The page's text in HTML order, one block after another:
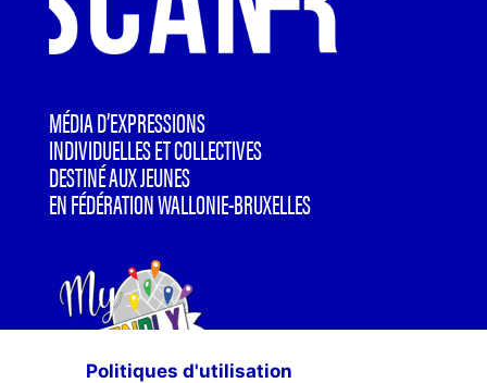
MÉDIA D’EXPRESSIONS
INDIVIDUELLES ET COLLECTIVES
DESTINÉ AUX JEUNES
EN FÉDÉRATION WALLONIE-BRUXELLES
Politiques d'utilisation